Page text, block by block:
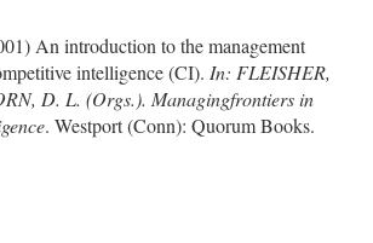
An introduction to the management
intelligence (CI). In: FLEISHER,
D. L. (Orgs.). Managingfrontiers in
. Westport (Conn): Quorum Books.